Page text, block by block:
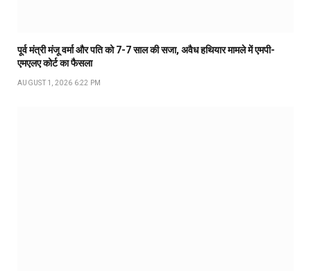
पूर्व मंत्री मंजू वर्मा और पति को 7-7 साल की सजा, अवैध हथियार मामले में एमपी-
एमएलए कोर्ट का फैसला
AUGUST 1, 2026 6:22 PM